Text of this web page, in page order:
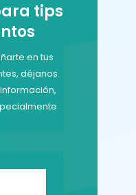
tips
en tus
déjanos